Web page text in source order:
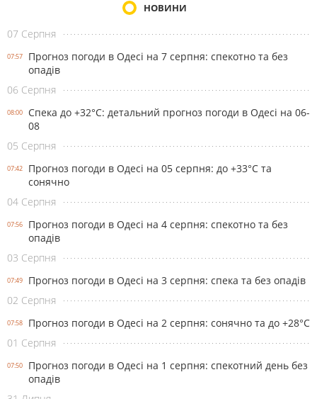
НОВИНИ
07 Серпня
07:57
Прогноз погоди в Одесі на 7 серпня: спекотно та без
опадів
06 Серпня
08:00
Спека до +32°С: детальний прогноз погоди в Одесі на 06-
08
05 Серпня
07:42
Прогноз погоди в Одесі на 05 серпня: до +33°С та
сонячно
04 Серпня
07:56
Прогноз погоди в Одесі на 4 серпня: спекотно та без
опадів
03 Серпня
07:49
Прогноз погоди в Одесі на 3 серпня: спека та без опадів
02 Серпня
07:58
Прогноз погоди в Одесі на 2 серпня: сонячно та до +28°С
01 Серпня
07:50
Прогноз погоди в Одесі на 1 серпня: спекотний день без
опадів